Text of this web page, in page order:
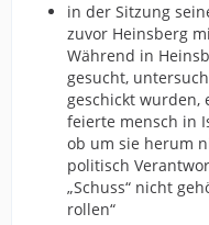
in der Sitzung
zuvor Heinsberg
Während in
gesucht,
geschickt wurden,
feierte mensch in
ob um sie herum
politisch
„Schuss“ nicht
rollen“